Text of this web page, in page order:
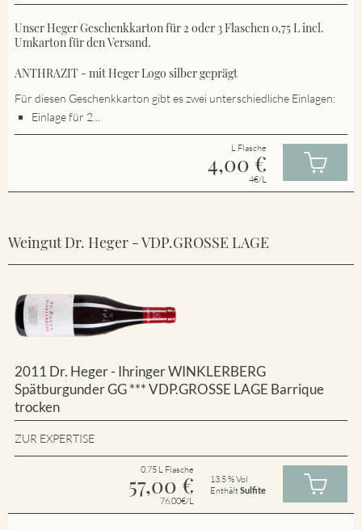
Unser Heger Geschenkkarton für 2 oder 3 Flaschen 0,75 L incl.
Umkarton für den Versand.
ANTHRAZIT - mit Heger Logo silber geprägt
Für diesen Geschenkkarton gibt es zwei unterschiedliche Einlagen:
Einlage für 2...
L Flasche
4,00 €
4€/L
Weingut Dr. Heger - VDP.GROSSE LAGE
2011 Dr. Heger - Ihringer WINKLERBERG
Spätburgunder GG *** VDP.GROSSE LAGE Barrique
trocken
ZUR EXPERTISE
0.75 L Flasche
57,00 €
76.00€/L
13.5 % Vol
EnthältSulfite